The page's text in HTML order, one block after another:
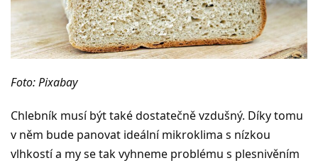
Foto: Pixabay
Chlebník musí být také dostatečně vzdušný. Díky tomu
v něm bude panovat ideální mikroklima s nízkou
vlhkostí a my se tak vyhneme problému s plesnivěním